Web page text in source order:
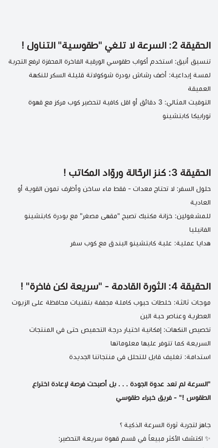
الحقيقة 2: السرعة لا تلغي "طقوسية" التناول !
تنسيق أنيق: استخدم أكواب طقوسي الورقية الفاخرة المحفزة لرفع التجربة
لمسة إبداعية: أضف رشاش بودرة شوكولاتة قليلة السكر للنكهة
العميقة
التوقيت المثالي: 3 دقائق أو اقل كافية لتحضير كوب مركز مع
قهوة
تورابيكا كابتشينو
الحقيقة 3: كنز الرحّالة وروّاد المكاتب !
حلول السفر: لا تحتاج معدات - فقط ماء ساخن وأظرف تمون القوية أو
العادية
للمشغولين: خزانة مكتبك تصبح "مقهى مصغر" مع بودرة كابتشينو
الفانيليا
هدايا عملية: علبة كابتشينو البندق مع كوب سفر
الحقيقة 4: الثورة القادمة - "سريعة لكن فاخرة" !
موجات ثالثة: خلطات حبوب كاملة مجففة بتقنيات محافظة على الزيوت
العطرية وعناصر حبة البن
تخصيص النكهات: إمكانية اختيار درجة التحميص حتى في المنتجات
السريعة كما تتوفر عليها معلوماتها
استدامة: تغليف قابل للتحلل في منتجاتنا الجديدة
"السرعة لم تعد عدوة الجودة . . . بل أصبحت فرصة لإعادة اختراع
الطقوس !" - فريق خبراء طقوسي
جاهز لتجربة ثورة السرعة الذكية ؟
✨ اكتشف الأكثر مبيعاً في قسم قهوة سريعة التحضير: